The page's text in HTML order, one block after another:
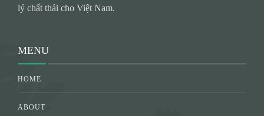
lý chất thải cho Việt Nam.
MENU
HOME
ABOUT